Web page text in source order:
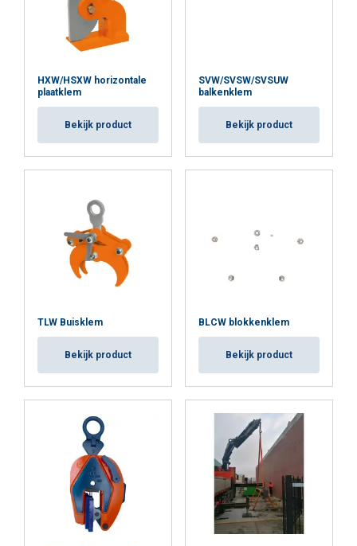
HXW/HSXW horizontale
plaatklem
Bekijk product
SVW/SVSW/SVSUW
balkenklem
Bekijk product
TLW Buisklem
Bekijk product
BLCW blokkenklem
Bekijk product
DETAILS WEERGEVEN